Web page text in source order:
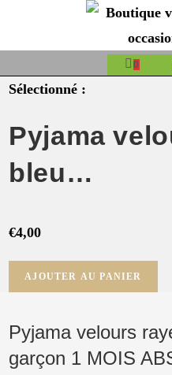
content
0
Sélectionné :
Pyjama
bleu…
€4,00
quantité
de
velours
bleu
AJOUTER AU PANIER
Pyjama velours
garçon 1 MOIS